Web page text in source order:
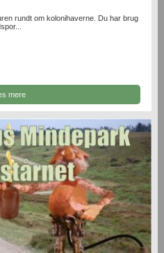
rundt om kolonihaverne. Du har brug
mere